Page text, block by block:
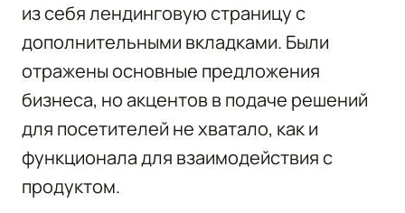
из себя лендинговую страницу с
дополнительными вкладками. Были
отражены основные предложения
бизнеса, но акцентов в подаче решений
для посетителей не хватало, как и
функционала для взаимодействия с
продуктом.